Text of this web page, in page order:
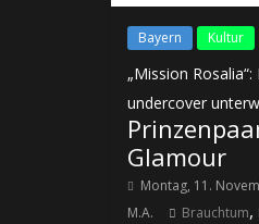
Bayern Kultur
„Mission
undercover
Glamour
Montag, 11.
M.A.
Brauchtum,